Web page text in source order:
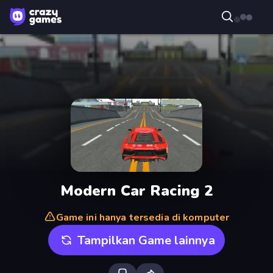
Modern Car Racing 2
Game ini hanya tersedia di komputer
Tampilkan Game lainnya